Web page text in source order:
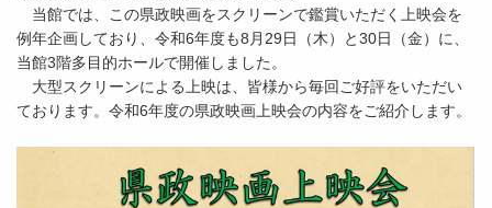
当館では、この県政映画をスクリーンで鑑賞いただく上映会を
例年企画しており、令和6年度も8月29日（木）と30日（金）に、
当館3階多目的ホールで開催しました。
大型スクリーンによる上映は、皆様から毎回ご好評をいただい
ております。令和6年度の県政映画上映会の内容をご紹介します。